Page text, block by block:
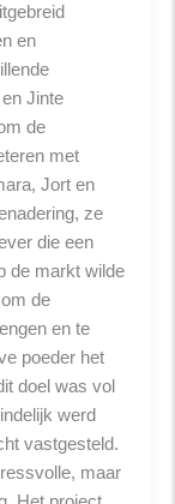
en
Jinte
de
met
Jort en
ze
die een
de markt wilde
de
en te
poeder het
doel was vol
werd
vastgesteld.
maar